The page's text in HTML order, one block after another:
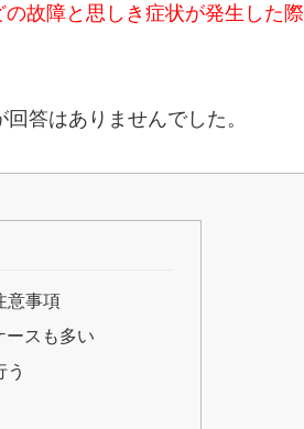
故障と思しき症状が発生した際
答はありませんでした。
意事項
ースも多い
う